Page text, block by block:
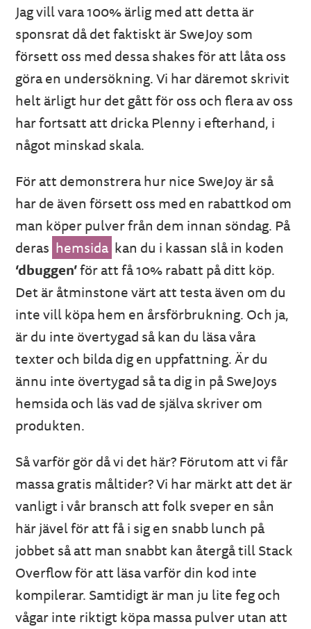
Jag vill vara 100% ärlig med att detta är
sponsrat då det faktiskt är SweJoy som
försett oss med dessa shakes för att låta oss
göra en undersökning. Vi har däremot skrivit
helt ärligt hur det gått för oss och flera av oss
har fortsatt att dricka Plenny i efterhand, i
något minskad skala.
För att demonstrera hur nice SweJoy är så
har de även försett oss med en rabattkod om
man köper pulver från dem innan söndag. På
deras hemsida kan du i kassan slå in koden
‘dbuggen’för att få 10% rabatt på ditt köp.
Det är åtminstone värt att testa även om du
inte vill köpa hem en årsförbrukning. Och ja,
är du inte övertygad så kan du läsa våra
texter och bilda dig en uppfattning. Är du
ännu inte övertygad så ta dig in på SweJoys
hemsida och läs vad de själva skriver om
produkten.
Så varför gör då vi det här? Förutom att vi får
massa gratis måltider? Vi har märkt att det är
vanligt i vår bransch att folk sveper en sån
här jävel för att få i sig en snabb lunch på
jobbet så att man snabbt kan återgå till Stack
Overflow för att läsa varför din kod inte
kompilerar. Samtidigt är man ju lite feg och
vågar inte riktigt köpa massa pulver utan att